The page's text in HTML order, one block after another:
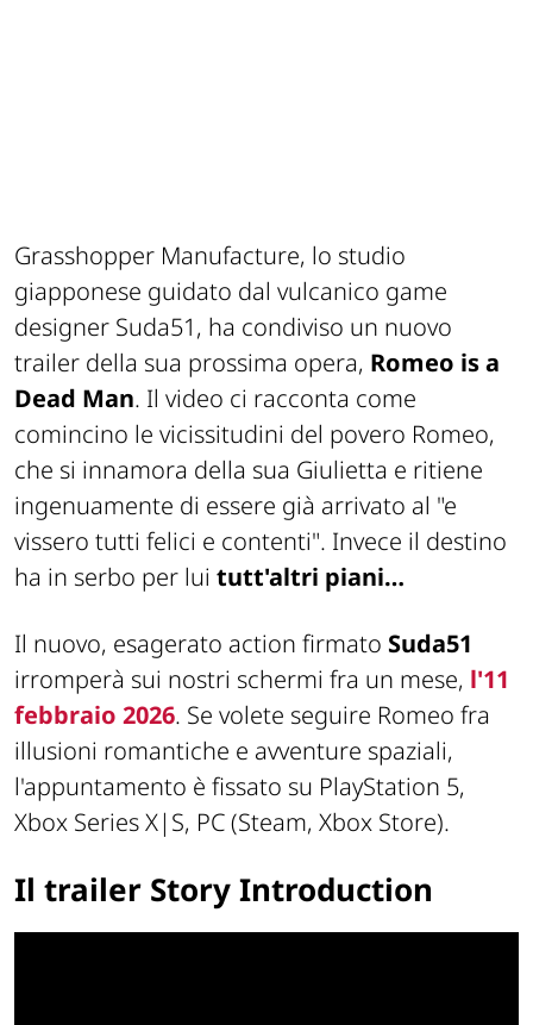
Grasshopper Manufacture, lo studio
giapponese guidato dal vulcanico game
designer Suda51, ha condiviso un nuovo
trailer della sua prossima opera, Romeo is a
Dead Man. Il video ci racconta come
comincino le vicissitudini del povero Romeo,
che si innamora della sua Giulietta e ritiene
ingenuamente di essere già arrivato al "e
vissero tutti felici e contenti". Invece il destino
ha in serbo per lui tutt'altri piani…
Il nuovo, esagerato action firmato Suda51
irromperà sui nostri schermi fra un mese, l'11
febbraio 2026. Se volete seguire Romeo fra
illusioni romantiche e avventure spaziali,
l'appuntamento è fissato su PlayStation 5,
Xbox Series X|S, PC (Steam, Xbox Store).
Il trailer Story Introduction